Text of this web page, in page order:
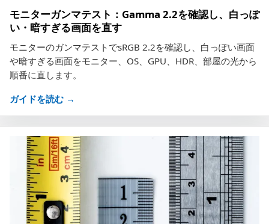
モニターガンマテスト：Gamma 2.2を確認し、白っぽ
い・暗すぎる画面を直す
モニターのガンマテストでsRGB 2.2を確認し、白っぽい画面
や暗すぎる画面をモニター、OS、GPU、HDR、部屋の光から
順番に直します。
ガイドを読む →